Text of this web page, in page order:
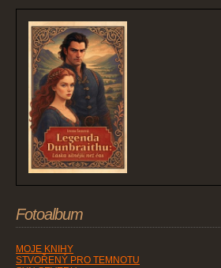
Fotoalbum
MOJE KNIHY
STVOŘENÝ PRO TEMNOTU